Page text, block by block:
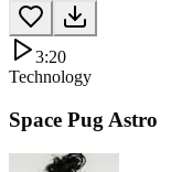
3:20
Technology
Space Pug Astro